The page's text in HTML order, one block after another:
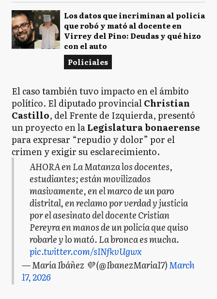
Los datos que incriminan al policía
que robó y mató al docente en
Virrey del Pino: Deudas y qué hizo
con el auto
Policiales
El caso también tuvo impacto en el ámbito
político. El diputado provincialChristian
Castillo, del Frente de Izquierda, presentó
un proyecto en laLegislatura bonaerense
para expresar “repudio y dolor” por el
crimen y exigir su esclarecimiento.
AHORA en La Matanza los docentes,
estudiantes; están movilizados
masivamente, en el marco de un paro
distrital, en reclamo por verdad y justicia
por el asesinato del docente Cristian
Pereyra en manos de un policía que quiso
robarle y lo mató. La bronca es mucha.
pic.twitter.com/sINfkvUgwx
— María Ibáñez 💜 (@IbanezMaria17)March
17, 2026